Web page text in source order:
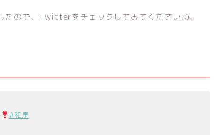
たので、Twitterをチェックしてみてくださいね。
#和馬